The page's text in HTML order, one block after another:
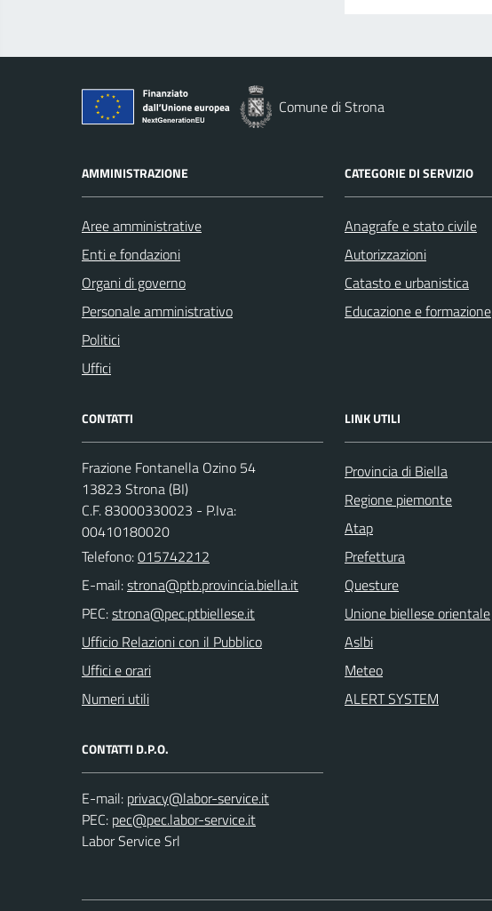
Comune di Strona
AMMINISTRAZIONE
Aree amministrative
Enti e fondazioni
Organi di governo
Personale amministrativo
Politici
Uffici
CATEGORIE DI SERVIZIO
Anagrafe e stato civile
Autorizzazioni
Catasto e urbanistica
Educazione e formazione
CONTATTI
Frazione Fontanella Ozino 54
13823 Strona (BI)
C.F. 83000330023 - P.Iva:
00410180020
Telefono:015742212
E-mail:
PEC:
Ufficio Relazioni con il Pubblico
Uffici e orari
Numeri utili
CONTATTI D.P.O.
E-mail:
PEC:
Labor Service Srl
LINK UTILI
Provincia di Biella
Regione piemonte
Atap
Prefettura
Questure
Unione biellese orientale
Aslbi
Meteo
ALERT SYSTEM